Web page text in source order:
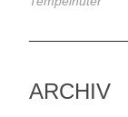
ARCHIV